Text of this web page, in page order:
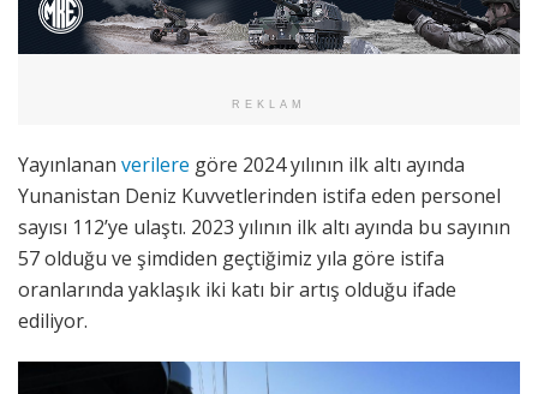
REKLAM
Yayınlanan verilere göre 2024 yılının ilk altı ayında
Yunanistan Deniz Kuvvetlerinden istifa eden personel
sayısı 112’ye ulaştı. 2023 yılının ilk altı ayında bu sayının
57 olduğu ve şimdiden geçtiğimiz yıla göre istifa
oranlarında yaklaşık iki katı bir artış olduğu ifade
ediliyor.